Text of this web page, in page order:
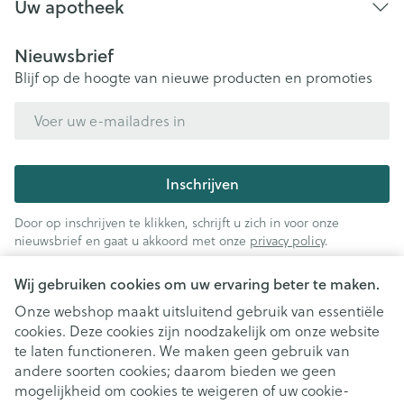
Wij gebruiken cookies om uw ervaring beter te maken.
Onze webshop maakt uitsluitend gebruik van essentiële
cookies. Deze cookies zijn noodzakelijk om onze website
te laten functioneren. We maken geen gebruik van
andere soorten cookies; daarom bieden we geen
mogelijkheid om cookies te weigeren of uw cookie-
Uw apotheek
Nieuwsbrief
Blijf op de hoogte van nieuwe producten en promoties
Inschrijven
Door op inschrijven te klikken, schrijft u zich in voor onze
nieuwsbrief en gaat u akkoord met onze privacy policy.